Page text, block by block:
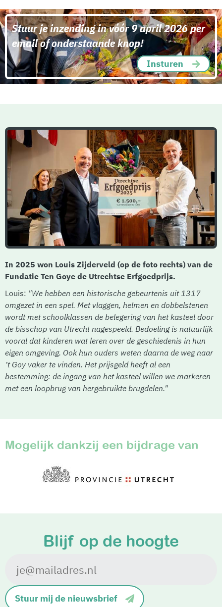
Stuur je inzending in vóór 9 april 2026 per
email of onderstaande knop!
Insturen
In 2025 won Louis Zijderveld (op de foto rechts) van de
Fundatie Ten Goye de Utrechtse Erfgoedprijs.
Louis: "We hebben een historische gebeurtenis uit 1317
omgezet in een spel. Met vlaggen, helmen en dobbelstenen
wordt met schoolklassen de belegering van het kasteel door
de bisschop van Utrecht nagespeeld. Bedoeling is natuurlijk
vooral dat kinderen wat leren over de geschiedenis in hun
eigen omgeving. Ook hun ouders weten daarna de weg naar
’t Goy vaker te vinden. Het prijsgeld heeft al een
bestemming: de ingang van het kasteel willen we markeren
met een loopbrug van hergebruikte brugdelen."
Mogelijk dankzij een bijdrage van
Blijf op de hoogte
Stuur mij de nieuwsbrief